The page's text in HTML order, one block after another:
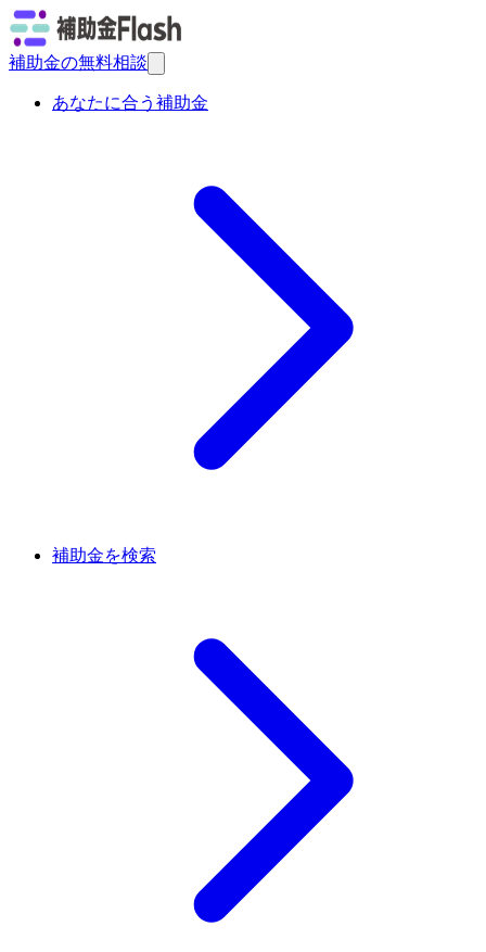
補助金の無料相談
あなたに合う補助金
補助金を検索